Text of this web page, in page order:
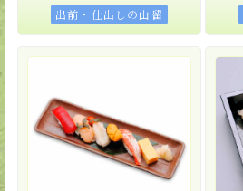
出前・仕出しの山留